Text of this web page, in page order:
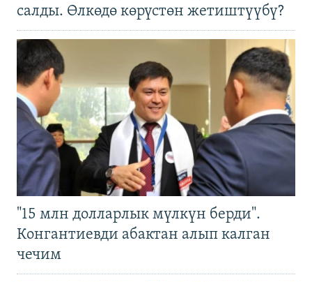
салды. Өлкөдө көрүстөн жетиштүүбү?
"15 млн долларлык мүлкүн берди".
Конгантиевди абактан алып калган
чечим